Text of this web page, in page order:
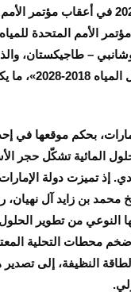
ويأتي مؤتمر عام 2026 في أعقاب
– طاجيكستان،
«عقد العمل من أجل
بحكم موقعها في
المائية تشكّل حجر
إذ تميزت دولة
بن زايد آل نهيان،
النوعي من تطوير
محطات التحلية
النظيفة، إلى تصدير